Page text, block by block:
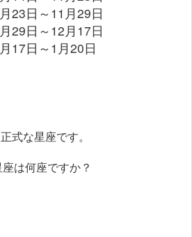
日～11月29日
29日～12月17日
日～1月20日
式な星座です。
は何座ですか？